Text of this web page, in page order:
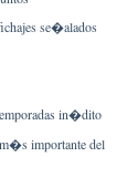
se�alados
in�dito
importante del